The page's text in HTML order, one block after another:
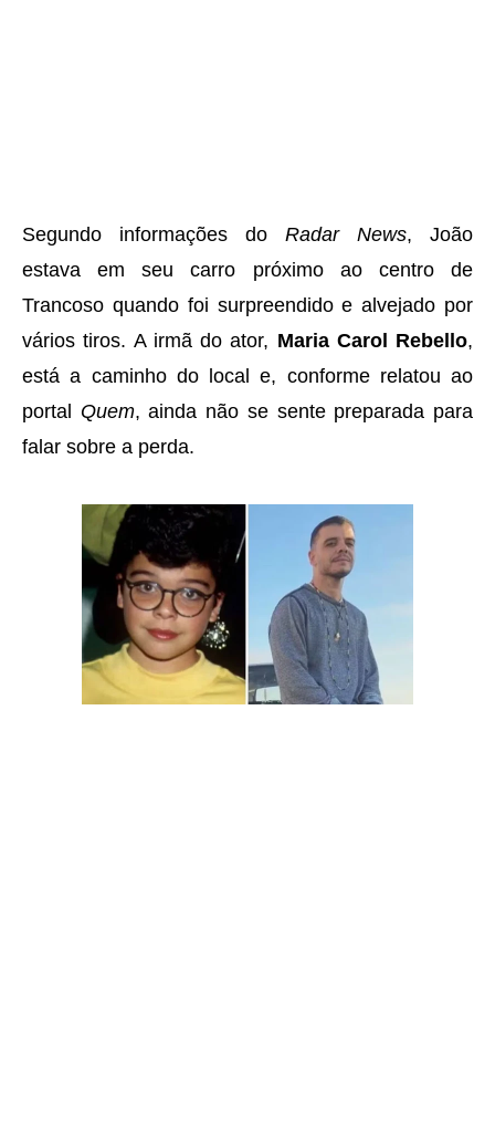
Segundo informações do Radar News, João
estava em seu carro próximo ao centro de
Trancoso quando foi surpreendido e alvejado por
vários tiros. A irmã do ator, Maria Carol Rebello,
está a caminho do local e, conforme relatou ao
portal Quem, ainda não se sente preparada para
falar sobre a perda.